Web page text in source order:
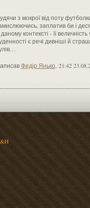
з мокрої від поту
заплатив би і
контексті - її
є речі дивніші й
Федір Янько 21:42